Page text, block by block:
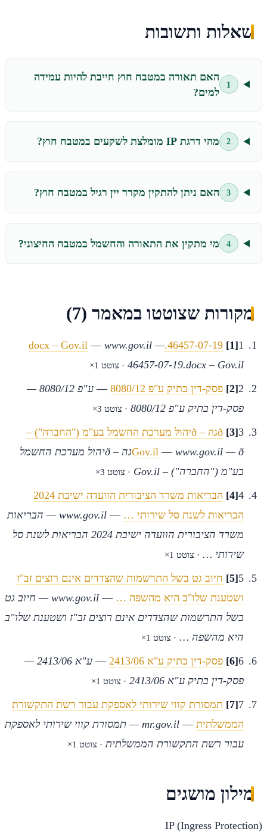
שאלות ותשובות
1
האם תאורה במטבח חוץ חייבת להיות עמידה
למים?
2 מהי דרגת IP מומלצת לשקעים במטבח חוץ?
3 האם ניתן להתקין מקרר יין רגיל במטבח חוץ?
4 מי מתקין את התאורה והחשמל במטבח החיצוני?
מקורות שצוטטו במאמר (7)
1
[1]
46457-07-19.docx – Gov.il
—www.gov.il —
46457-07-19.docx – Gov.il · צוטט 1×
2
[2] פסק-דין בתיק ע"פ 8080/12 —
ע"פ 8080/12 —
פסק-דין בתיק ע"פ 8080/12
· צוטט 3×
3
[3]
ðגה – ðיהול מערכת החשמל בע"מ ("החברה") –
Gov.il —
www.gov.il — ðגה – ðיהול מערכת החשמל
בע"מ ("החברה") – Gov.il
· צוטט 3×
4
[4]
הבריאות משרד הציבורית הוועדה ישיבת 2024
הבריאות לשנת סל שירותי … —
www.gov.il — הבריאות
משרד הציבורית הוועדה ישיבת 2024 הבריאות לשנת סל
שירותי … · צוטט 1×
5
[5]
חיוב גט בשל התרשמות שהצדדים אינם רוצים זב"ז
ושטענת שלו"ב היא מהשפה … —
www.gov.il — חיוב גט
בשל התרשמות שהצדדים אינם רוצים זב"ז ושטענת שלו"ב
היא מהשפה … · צוטט 1×
6
[6] פסק-דין בתיק ע"א 2413/06 —
ע"א 2413/06 —
פסק-דין בתיק ע"א 2413/06
· צוטט 1×
7
[7]
תמסורת קווי שירותי לאספקת עבור רשת התקשורת
הממשלתית—
mr.gov.il — תמסורת קווי שירותי לאספקת
עבור רשת התקשורת הממשלתית · צוטט 1×
מילון מושגים
IP (Ingress Protection)